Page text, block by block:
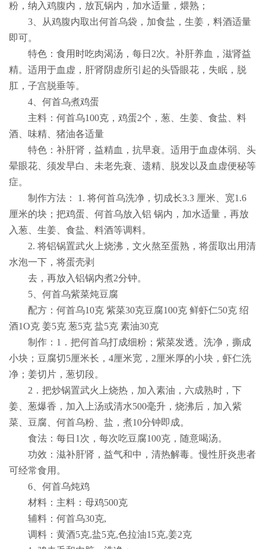
粉，纳入鸡腹内，放瓦锅内，加水适量，煨熟；
3 、从鸡腹内取出何首乌袋，加食盐，生姜，料酒适量
即可。
特色：食用时吃肉渴汤，每日 2次。补肝养血，滋肾益
精。适用于血虚，肝肾阴虚所引起的头昏眼花，失眠，脱
肛，子宫脱垂等。
4 、何首乌煮鸡蛋
主料：何首乌100克，鸡蛋2个，葱、生姜、食盐、料
酒、味精、猪油各适量
特色：补肝肾，益精血，抗早衰。适用于血虚体弱、头
晕眼花、须发早白、未老先衰、遗精、脱发以及血虚便秘等
症。
制作方法：
1. 将何首乌洗净，切成长3.3 厘米、宽1.6
厘米的块；把鸡蛋、何首乌放入铝 锅内，加水适量，再放
入葱、生姜、食盐、料酒等调料。
2. 将铝锅置武火上烧沸，文火熬至蛋熟，将蛋取出用清
水泡一下，将蛋壳剥
去，再放入铝锅内煮2分钟。
5 、何首乌紫菜炖豆腐
配方：何首乌10克 紫菜30克豆腐100克 鲜虾仁50克 绍
酒1O克 姜5克 葱5克 盐5克 素油30克
制作： 1 ．把何首乌打成细粉；紫菜发透。洗净，撕成
小块；豆腐切5厘米长， 4厘米宽， 2厘米厚的小块，虾仁洗
净；姜切片，葱切段。
2 ．把炒锅置武火上烧热，加入素油，六成熟时，下
姜、葱爆香，加入上汤或清水500毫升，烧沸后，加入紫
菜、豆腐、何首乌粉、盐，煮10分钟即成。
食法：每日 1 次，每次吃豆腐100克，随意喝汤。
功效：滋补肝肾，益气和中，清热解毒。慢性肝炎患者
可经常食用。
6 、何首乌炖鸡
材料：主料：母鸡500克
辅料：何首乌30克,
调料：黄酒5克,盐5克,色拉油15克,姜2克